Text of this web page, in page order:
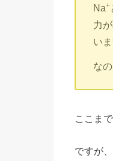
Na+
力
いま
な
ここま
ですが